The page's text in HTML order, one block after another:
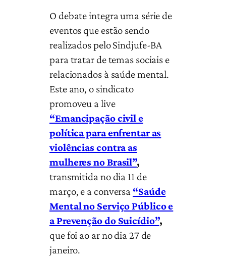
O debate integra uma série de
eventos que estão sendo
realizados pelo Sindjufe-BA
para tratar de temas sociais e
relacionados à saúde mental.
Este ano, o sindicato
promoveu a live
“Emancipação civil e
política para enfrentar as
violências contra as
mulheres no Brasil”,
transmitida no dia 11 de
março, e a conversa “Saúde
Mental no Serviço Público e
a Prevenção do Suicídio”,
que foi ao ar no dia 27 de
janeiro.